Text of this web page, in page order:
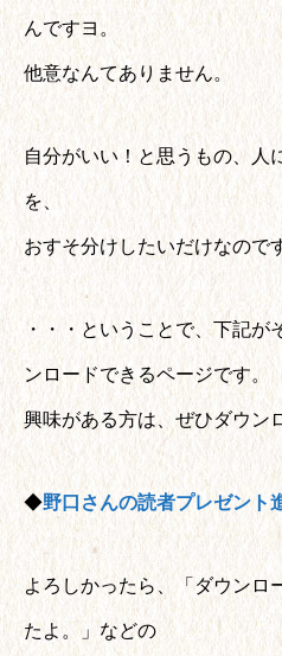
んですヨ。
他意なんてありません。
自分がいい！と思うもの、人
を、
おすそ分けしたいだけなので
・・・ということで、下記が
ンロードできるページです。
興味がある方は、ぜひダウン
◆野口さんの読者プレゼント
よろしかったら、「ダウンロ
たよ。」などの